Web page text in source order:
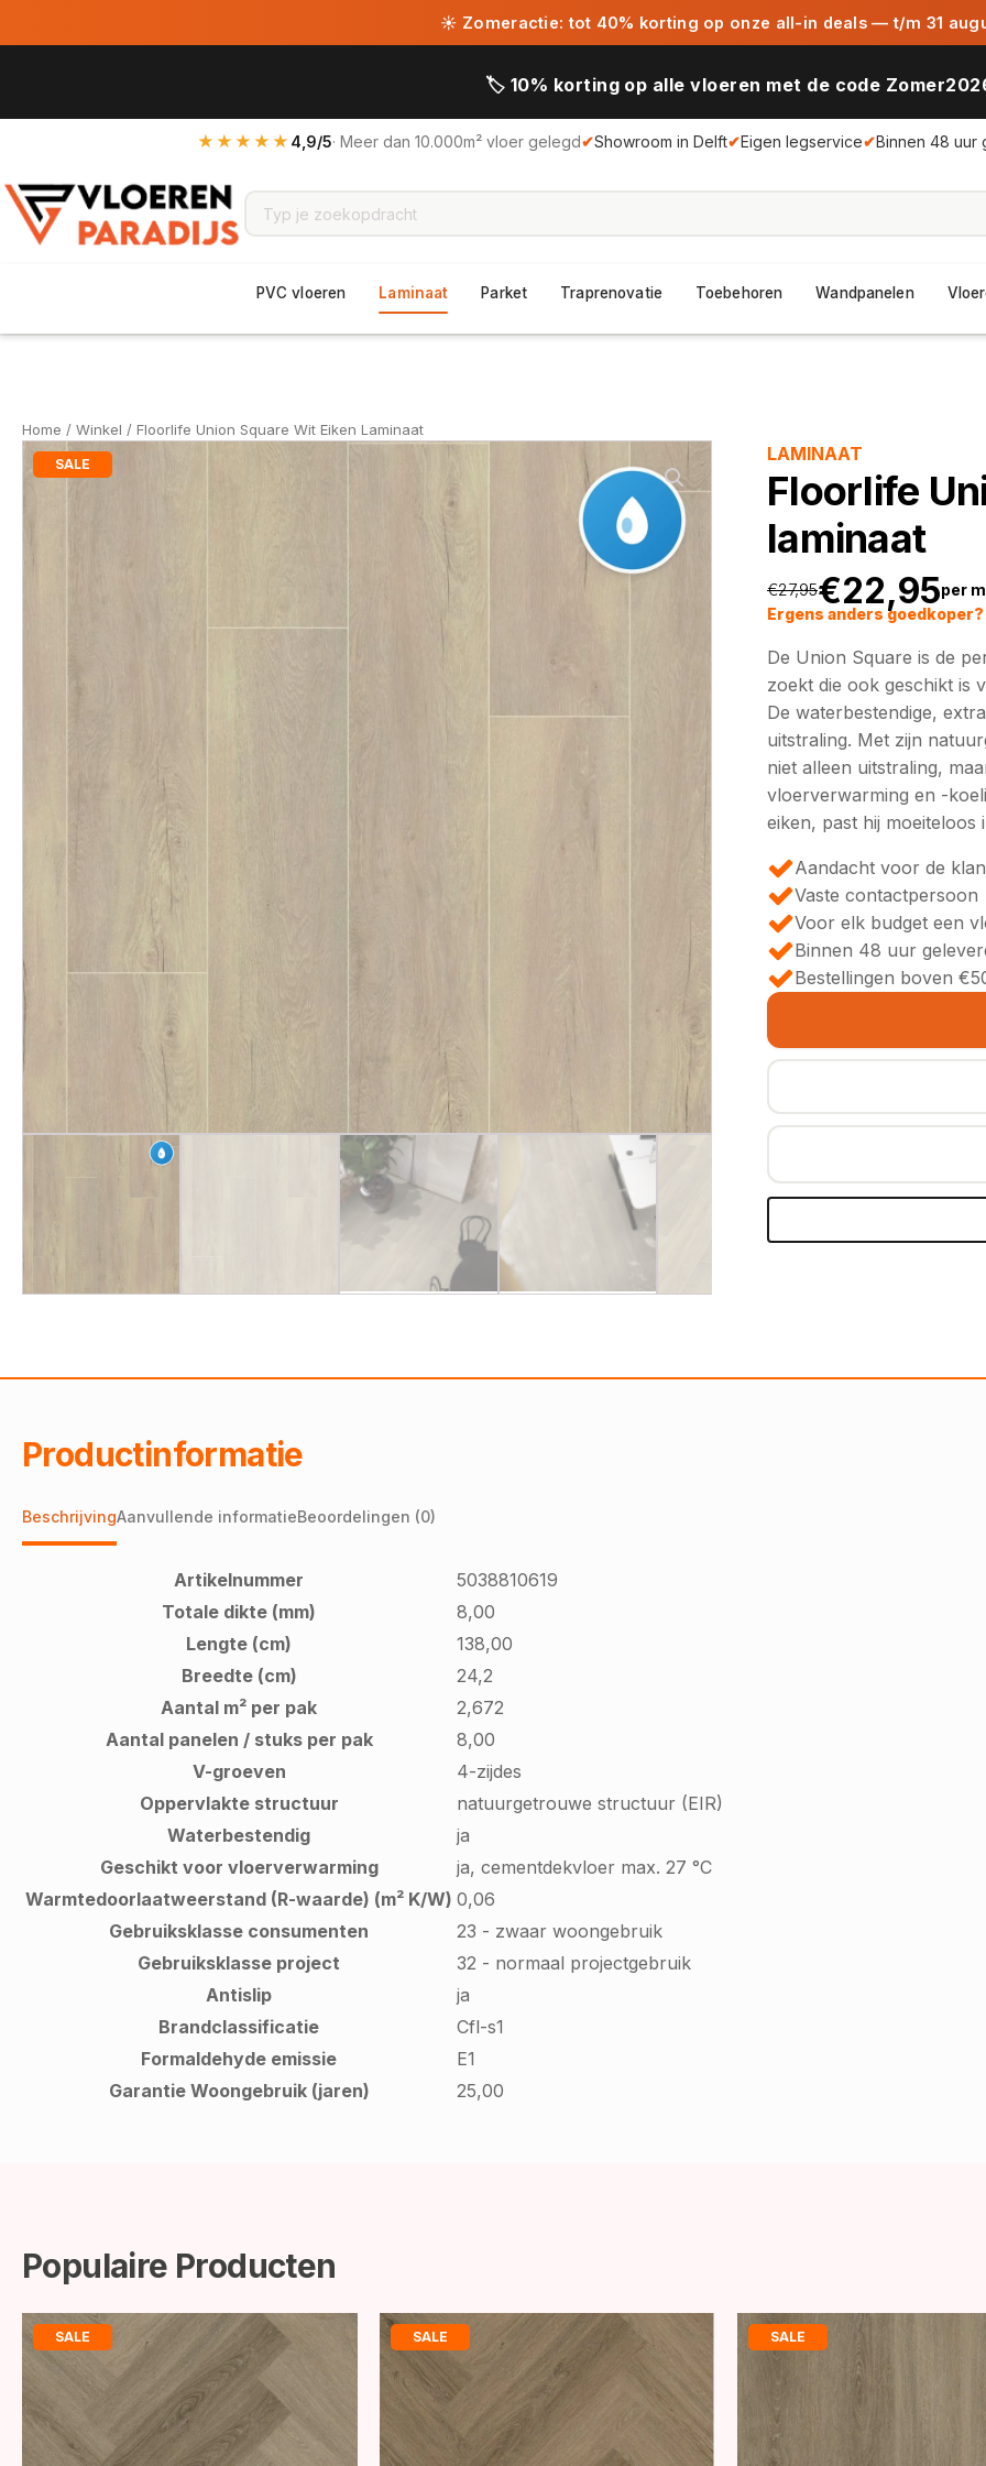
☀ Zomeractie: tot 40% korting op onze all-in deals — t/m 31
🏷️ 10% korting op alle vloeren met de code
★★★★★ 4,9/5· Meer dan 10.000m² vloer gelegd✔Showroom in Delft✔Eigen legservice✔Binnen 48 uur
PVC vloeren Laminaat Parket Traprenovatie Toebehoren Wandpanelen
Home / Winkel / Floorlife Union Square Wit Eiken Laminaat
SALE LAMINAAT
Floorlife
laminaat
€27,95
prijs
was:
€27,95.
€22,95
Huidige
prijs
is:
€22,95.
per m
Ergens anders
De Union Square is de
zoekt die ook geschikt is
De waterbestendige,
uitstraling. Met zijn
niet alleen uitstraling,
vloerverwarming en -
eiken, past hij moeiteloos
Aandacht voor de
Vaste contactpersoon
Voor elk budget een
Binnen 48 uur
Bestellingen boven
Productinformatie
BeschrijvingAanvullende informatieBeoordelingen (0)
Artikelnummer
5038810619
Totale dikte (mm)
8,00
Lengte (cm)
138,00
Breedte (cm)
24,2
Aantal m² per pak
2,672
Aantal panelen / stuks per pak
8,00
V-groeven
4-zijdes
Oppervlakte structuur
natuurgetrouwe structuur (EIR)
Waterbestendig
ja
Geschikt voor vloerverwarming
ja, cementdekvloer max. 27 °C
Warmtedoorlaatweerstand (R-waarde) (m² K/W) 0,06
Gebruiksklasse consumenten
23 - zwaar woongebruik
Gebruiksklasse project
32 - normaal projectgebruik
Antislip
ja
Brandclassificatie
Cfl-s1
Formaldehyde emissie
E1
Garantie Woongebruik (jaren)
25,00
Populaire Producten
SALE SALE SALE